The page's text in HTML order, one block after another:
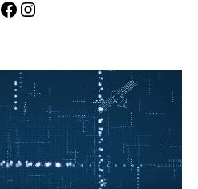
Facebook
Instagram